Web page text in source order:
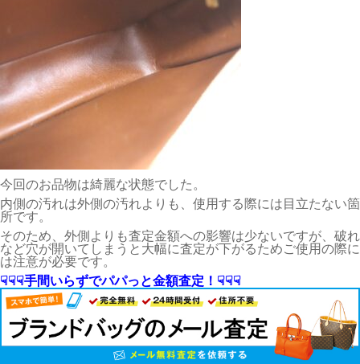
今回のお品物は綺麗な状態でした。
内側の汚れは外側の汚れよりも、使用する際には目立たない箇
所です。
そのため、外側よりも査定金額への影響は少ないですが、破れ
など穴が開いてしまうと大幅に査定が下がるためご使用の際に
は注意が必要です。
☟☟☟手間いらずでパパっと金額査定！☟☟☟